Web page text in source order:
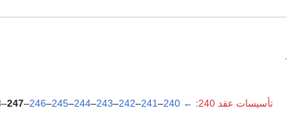
تأسيسات عقد 240
:
←
240
–
241
–
242
–
243
–
244
–
245
–
246
–
247
–